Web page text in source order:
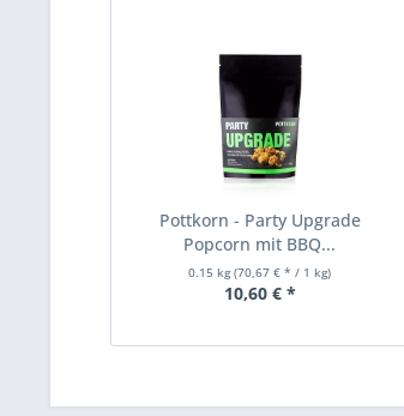
Pottkorn - Party Upgrade
Popcorn mit BBQ...
0.15 kg(70,67 € * / 1 kg)
10,60 € *